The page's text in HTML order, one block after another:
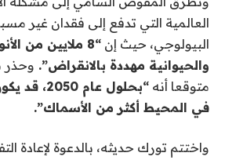
العالمية التي تدفع إلى فقدان غير
البيولوجي، حيث إن
“8 ملايين من
والحيوانية مهددة بالانقراض”. وحذر
متوقعا أنه
“بحلول عام
في المحيط أكثر من الأسماك”.
واختتم تورك حديثه، بالدعوة لإعادة